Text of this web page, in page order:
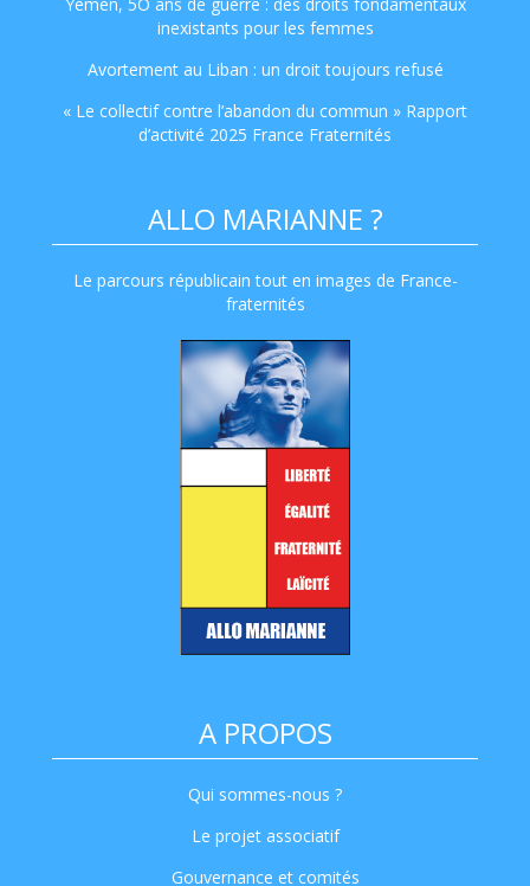
inexistants pour les femmes
Avortement au Liban : un droit toujours refusé
« Le collectif contre l’abandon du commun » Rapport
d’activité 2025 France Fraternités
ALLO MARIANNE ?
Le parcours républicain tout en images de France-
fraternités
A PROPOS
Qui sommes-nous ?
Le projet associatif
Gouvernance et comités